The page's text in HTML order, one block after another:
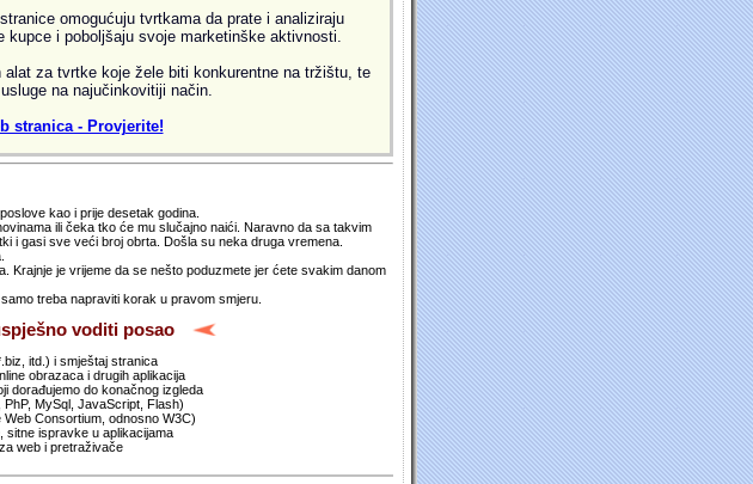
omogućuju tvrtkama da prate i analiziraju
i poboljšaju svoje marketinške aktivnosti.
za tvrtke koje žele biti konkurentne na tržištu, te
na najučinkovitiji način.
stranica - Provjerite!
kao i prije desetak godina.
ili čeka tko će mu slučajno naići. Naravno da sa takvim
i gasi sve veći broj obrta. Došla su neka druga vremena.
Krajnje je vrijeme da se nešto poduzmete jer ćete svakim danom
treba napraviti korak u pravom smjeru.
voditi posao
itd.) i smještaj stranica
obrazaca i drugih aplikacija
dorađujemo do konačnog izgleda
MySql, JavaScript, Flash)
Consortium, odnosno W3C)
sitne ispravke u aplikacijama
web i pretraživače